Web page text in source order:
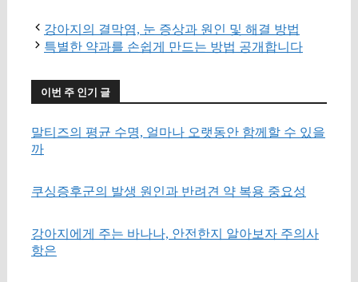
강아지의 결막염, 눈 증상과 원인 및 해결 방법
특별한 약과를 손쉽게 만드는 방법 공개합니다
이번 주 인기 글
말티즈의 평균 수명, 얼마나 오랫동안 함께할 수 있을
까
쿠싱증후군의 발생 원인과 반려견 약 복용 중요성
강아지에게 주는 바나나, 안전한지 알아보자 주의사
항은